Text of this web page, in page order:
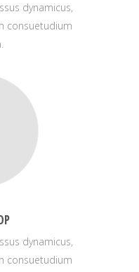
dynamicus,
consuetudium
dynamicus,
consuetudium